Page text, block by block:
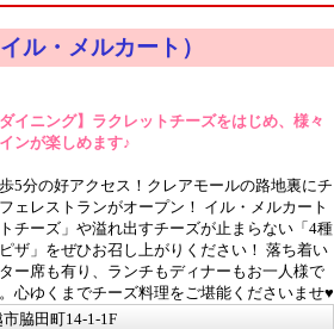
・メルカート）
イニング】ラクレットチーズをはじめ、様々
ンが楽しめます♪
5分の好アクセス！クレアモールの路地裏にチ
ェレストランがオープン！ イル・メルカート
チーズ」や溢れ出すチーズが止まらない「4種
ザ」をぜひお召し上がりください！ 落ち着い
ー席も有り、ランチもディナーもお一人様で
心ゆくまでチーズ料理をご堪能くださいませ♥
脇田町14-1-1F